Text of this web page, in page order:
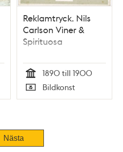
Reklamtryck. Nils
Carlson Viner &
Spirituosa
Tid
1890 till 1900
Typ
Bildkonst
Nästa